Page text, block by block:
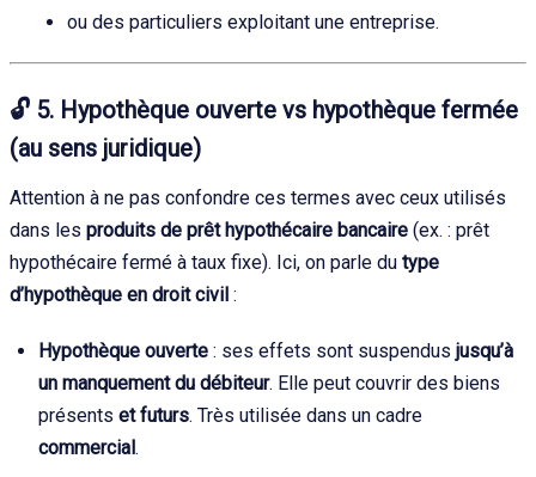
ou des particuliers exploitant une entreprise.
🔓 5. Hypothèque ouverte vs hypothèque fermée
(au sens juridique)
Attention à ne pas confondre ces termes avec ceux utilisés
dans les produits de prêt hypothécaire bancaire (ex. : prêt
hypothécaire fermé à taux fixe). Ici, on parle du type
d’hypothèque en droit civil :
Hypothèque ouverte : ses effets sont suspendus jusqu’à
un manquement du débiteur. Elle peut couvrir des biens
présents et futurs. Très utilisée dans un cadre
commercial.